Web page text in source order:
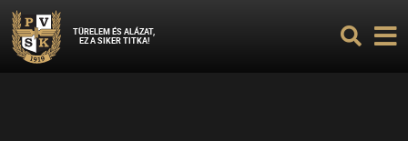
TÜRELEM ÉS ALÁZAT,
EZ A SIKER TITKA!